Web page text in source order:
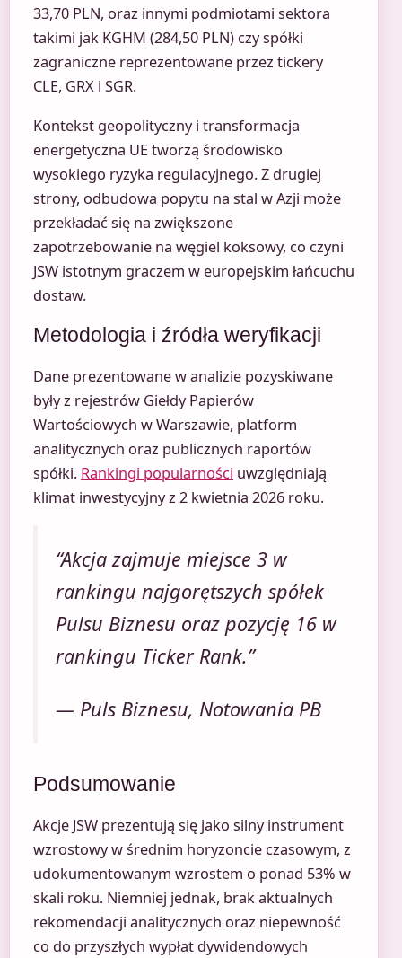
33,70 PLN, oraz innymi podmiotami sektora
takimi jak KGHM (284,50 PLN) czy spółki
zagraniczne reprezentowane przez tickery
CLE, GRX i SGR.
Kontekst geopolityczny i transformacja
energetyczna UE tworzą środowisko
wysokiego ryzyka regulacyjnego. Z drugiej
strony, odbudowa popytu na stal w Azji może
przekładać się na zwiększone
zapotrzebowanie na węgiel koksowy, co czyni
JSW istotnym graczem w europejskim łańcuchu
dostaw.
Metodologia i źródła weryfikacji
Dane prezentowane w analizie pozyskiwane
były z rejestrów Giełdy Papierów
Wartościowych w Warszawie, platform
analitycznych oraz publicznych raportów
spółki. Rankingi popularności uwzględniają
klimat inwestycyjny z 2 kwietnia 2026 roku.
“Akcja zajmuje miejsce 3 w
rankingu najgorętszych spółek
Pulsu Biznesu oraz pozycję 16 w
rankingu Ticker Rank.”
— Puls Biznesu, Notowania PB
Podsumowanie
Akcje JSW prezentują się jako silny instrument
wzrostowy w średnim horyzoncie czasowym, z
udokumentowanym wzrostem o ponad 53% w
skali roku. Niemniej jednak, brak aktualnych
rekomendacji analitycznych oraz niepewność
co do przyszłych wypłat dywidendowych